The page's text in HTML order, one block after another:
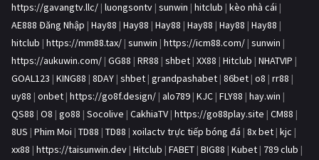
https://gavangtv.llc/ | luongsontv | sunwin | hitclub | kèo nhà cái |
AE888 Đăng Nhập | Hay88 | Hay88 | Hay88 | Hay88 | Hay88 | Hay88 |
hitclub | https://mm88.tax/ | sunwin | https://icm88.com/ | sunwin |
https://aukuwin.com/ | GG88 | RR88 | shbet | XX88 | Hitclub | NHATVIP |
GOAL123 | KING88 | 8DAY | shbet | grandpashabet | 86bet | o8 | rr88 |
uy88 | onbet | https://go8f.design/ | alo789 | KJC | FLY88 | hay.win |
QS88 | O8 | go88 | Socolive | CakhiaTV | https://go88play.site | CM88 |
8US | Phim Moi | TD88 | TD88 | xoilactv trực tiếp bóng đá | 8x bet | kjc |
xx88 | https://taisunwin.dev | Hitclub | FABET | BIG88 | Kubet | 789 club |